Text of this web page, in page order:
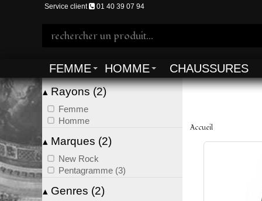
Service client 01 40 39 07 94
FEMME HOMME CHAUSSURES
▴Rayons (2)
Femme
Homme
▴ Marques (2)
New Rock
Pentagramme (3)
▴ Genres (2)
Accueil